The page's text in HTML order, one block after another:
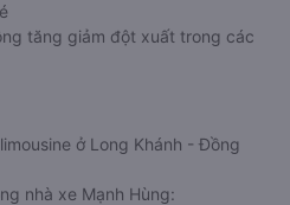
tăng giảm đột xuất trong các
ở Long Khánh - Đồng
nhà xe Mạnh Hùng: